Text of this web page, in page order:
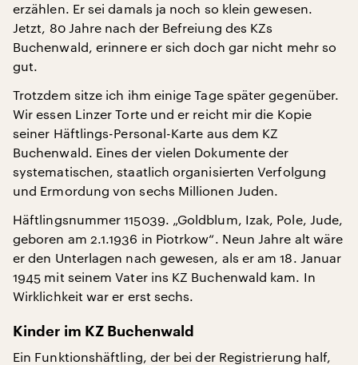
erzählen. Er sei damals ja noch so klein gewesen.
Jetzt, 80 Jahre nach der Befreiung des KZs
Buchenwald, erinnere er sich doch gar nicht mehr so
gut.
Trotzdem sitze ich ihm einige Tage später gegenüber.
Wir essen Linzer Torte und er reicht mir die Kopie
seiner Häftlings-Personal-Karte aus dem KZ
Buchenwald. Eines der vielen Dokumente der
systematischen, staatlich organisierten Verfolgung
und Ermordung von sechs Millionen Juden.
Häftlingsnummer 115039. „Goldblum, Izak, Pole, Jude,
geboren am 2.1.1936 in Piotrkow“. Neun Jahre alt wäre
er den Unterlagen nach gewesen, als er am 18. Januar
1945 mit seinem Vater ins KZ Buchenwald kam. In
Wirklichkeit war er erst sechs.
Kinder im KZ Buchenwald
Ein Funktionshäftling, der bei der Registrierung half,